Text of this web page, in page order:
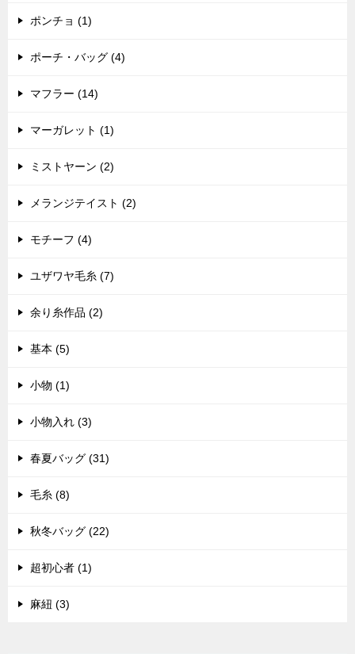
ポンチョ (1)
ポーチ・バッグ (4)
マフラー (14)
マーガレット (1)
ミストヤーン (2)
メランジテイスト (2)
モチーフ (4)
ユザワヤ毛糸 (7)
余り糸作品 (2)
基本 (5)
小物 (1)
小物入れ (3)
春夏バッグ (31)
毛糸 (8)
秋冬バッグ (22)
超初心者 (1)
麻紐 (3)